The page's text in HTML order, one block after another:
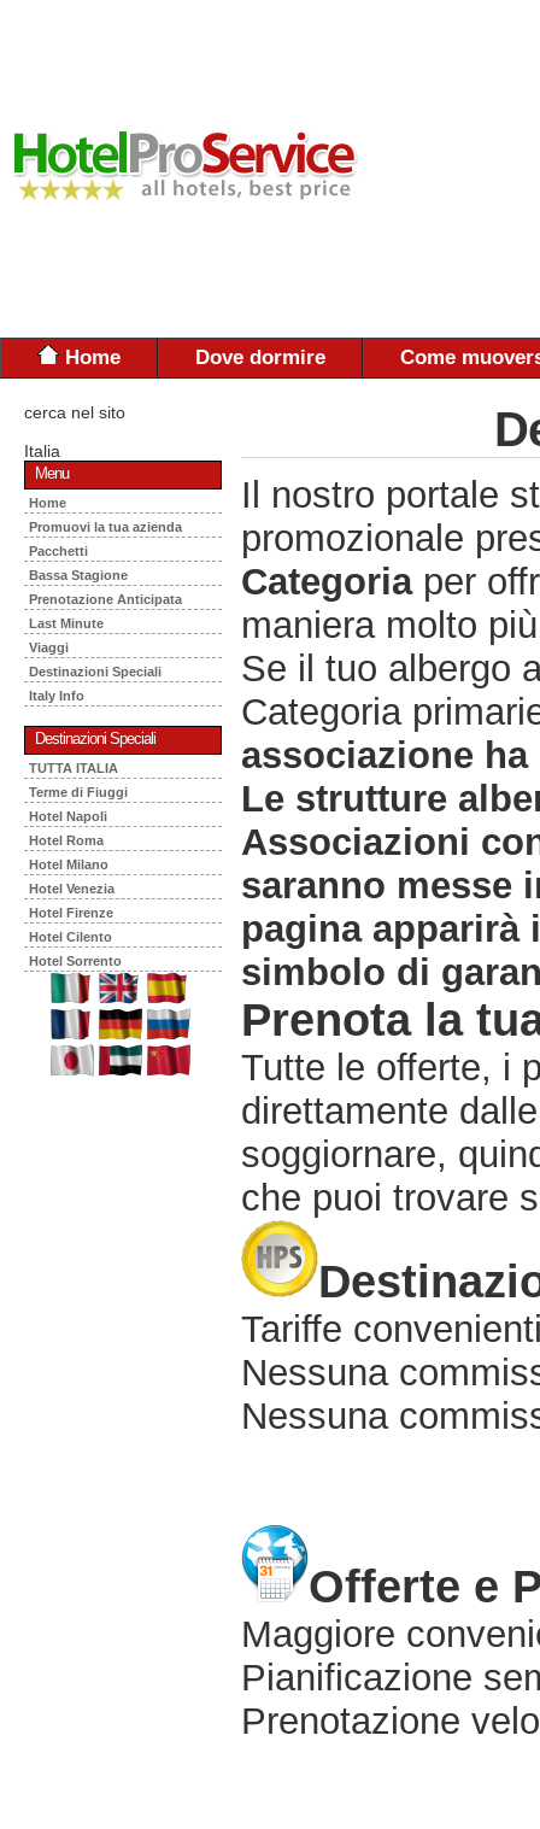
Home Dove dormire Come
cerca nel sito
Italia
Menu
Home
Promuovi la tua azienda
Pacchetti
Bassa Stagione
Prenotazione Anticipata
Last Minute
Viaggi
Destinazioni Speciali
Italy Info
Destinazioni Speciali
TUTTA ITALIA
Terme di Fiuggi
Hotel Napoli
Hotel Roma
Hotel Milano
Hotel Venezia
Hotel Firenze
Hotel Cilento
Hotel Sorrento
Il nostro portale
promozionale
Categoriaper
maniera molto
Se il tuo albergo
Categoria
associazione
Le strutture
Associazioni
saranno messe
pagina apparirà
simbolo di
Prenota la
Tutte le offerte, i
direttamente
soggiornare,
che puoi trovare
Tariffe
Nessuna
Nessuna
Offerte e
Maggiore
Pianificazione
Prenotazione